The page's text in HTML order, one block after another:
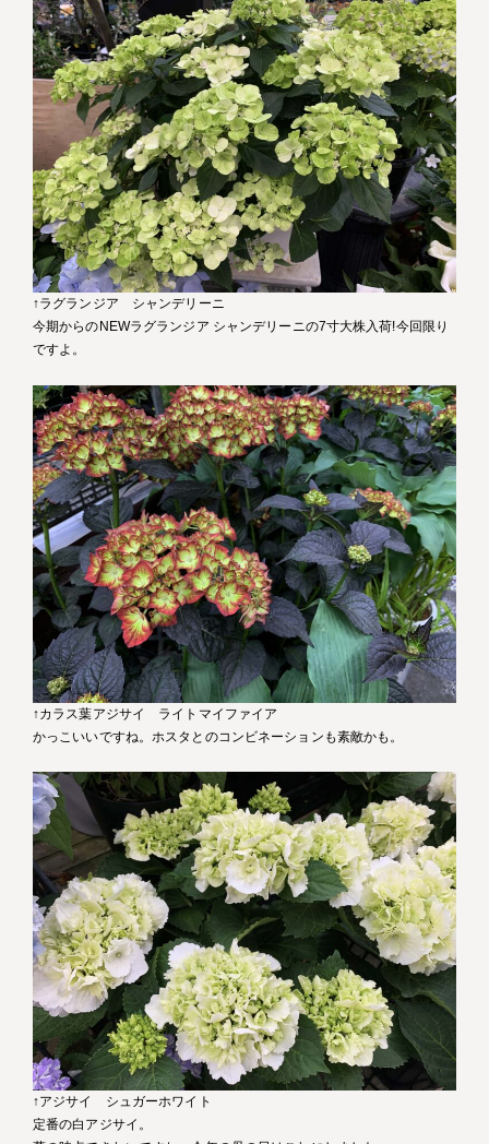
↑ラグランジア シャンデリーニ
今期からのNEWラグランジア シャンデリーニの7寸大株入荷!今回限り
ですよ。
↑カラス葉アジサイ ライトマイファイア
かっこいいですね。ホスタとのコンビネーションも素敵かも。
↑アジサイ シュガーホワイト
定番の白アジサイ。